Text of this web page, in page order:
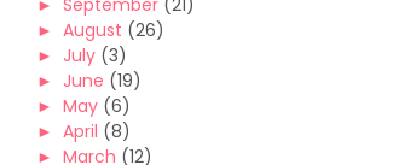
► September (21)
► August (26)
► July (3)
► June (19)
► May (6)
► April (8)
► March (12)